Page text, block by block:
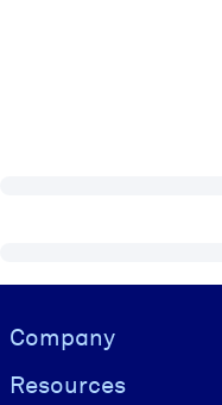
Visually hidden Text
Company
Resources